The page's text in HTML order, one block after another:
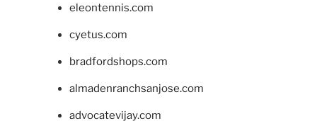
eleontennis.com
cyetus.com
bradfordshops.com
almadenranchsanjose.com
advocatevijay.com